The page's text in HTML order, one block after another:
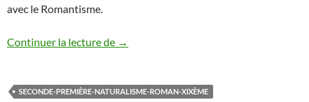
avec le Romantisme.
Continuer la lecture de BIOGRAPHIE EMILE ZOLA
→
SECONDE-PREMIÈRE-NATURALISME-ROMAN-XIXÈME